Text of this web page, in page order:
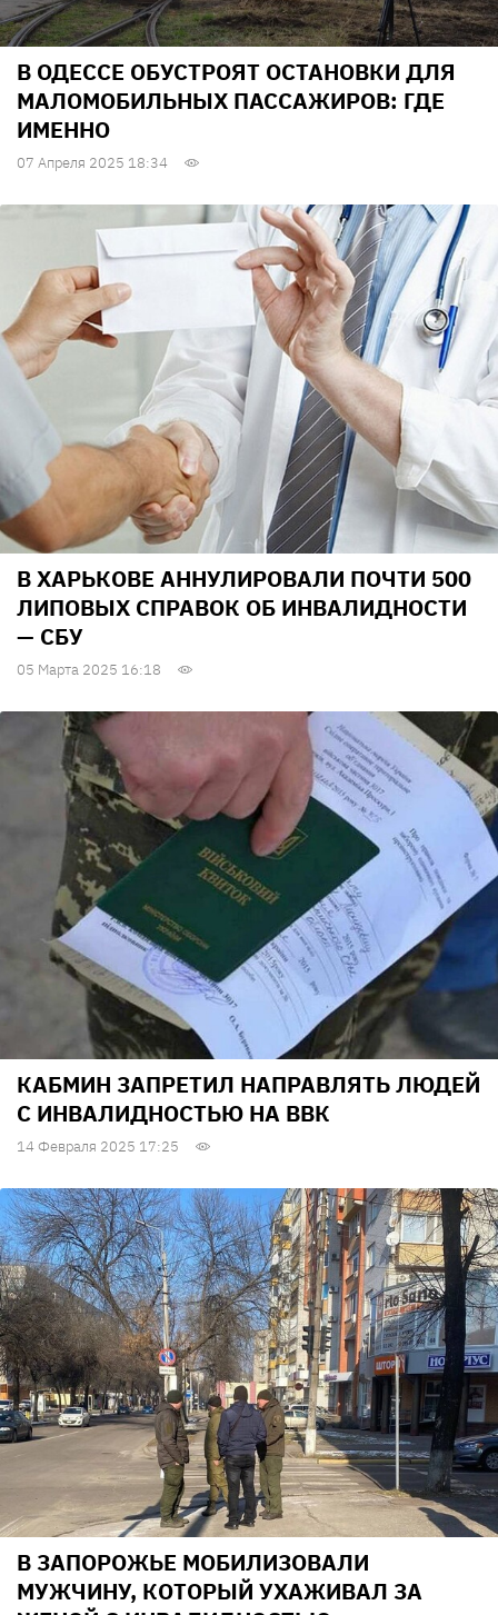
В ОДЕССЕ ОБУСТРОЯТ ОСТАНОВКИ ДЛЯ
МАЛОМОБИЛЬНЫХ ПАССАЖИРОВ: ГДЕ
ИМЕННО
07 Апреля 2025 18:34
В ХАРЬКОВЕ АННУЛИРОВАЛИ ПОЧТИ 500
ЛИПОВЫХ СПРАВОК ОБ ИНВАЛИДНОСТИ
— СБУ
05 Марта 2025 16:18
КАБМИН ЗАПРЕТИЛ НАПРАВЛЯТЬ ЛЮДЕЙ
С ИНВАЛИДНОСТЬЮ НА ВВК
14 Февраля 2025 17:25
В ЗАПОРОЖЬЕ МОБИЛИЗОВАЛИ
МУЖЧИНУ, КОТОРЫЙ УХАЖИВАЛ ЗА